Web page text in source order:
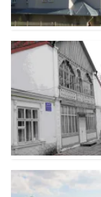
Робочі дні:
Години роботи: з